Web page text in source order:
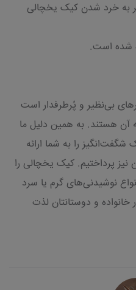
به خرد شدن کیک یخچالی
شده است.
بی‌نظیر و پُرطرفدار است
آن هستند. به همین دلیل ما
را به شما ارائه
نیز پرداختیم. کیک یخچالی را
نوشیدنی‌های گرم یا سرد
خانواده و دوستانتان لذت